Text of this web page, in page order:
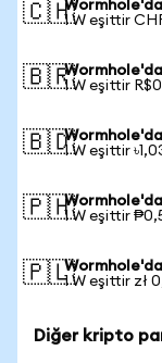
🇨🇭1 W eşittir
🇧🇷1 W eşittir
🇧🇩1 W eşittir
🇵🇭1 W eşittir
🇵🇱1 W eşittir zł
Diğer kripto